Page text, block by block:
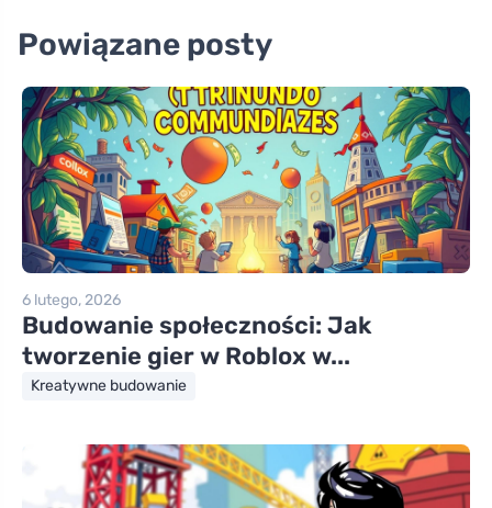
Powiązane posty
6 lutego, 2026
Budowanie społeczności: Jak
tworzenie gier w Roblox w...
Kreatywne budowanie